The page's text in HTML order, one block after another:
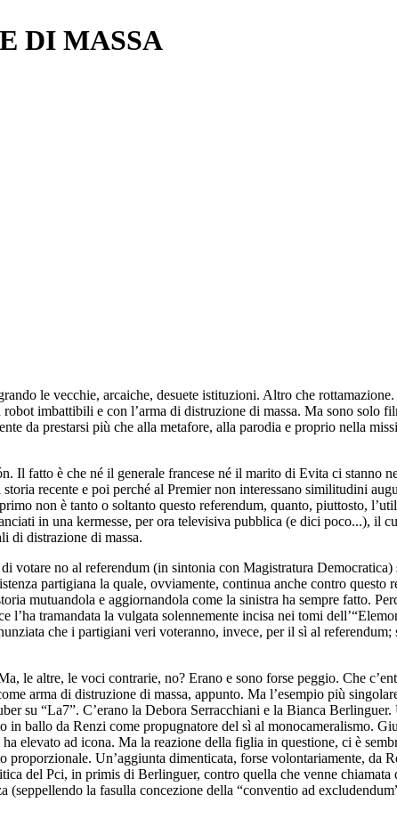
DI MASSA
le vecchie, arcaiche, desuete istituzioni. Altro che
imbattibili e con l’arma di distruzione di massa. Ma sono solo
da prestarsi più che alla metafore, alla parodia e proprio nella
fatto è che né il generale francese né il marito di Evita ci stanno
recente e poi perché al Premier non interessano similitudini
non è tanto o soltanto questo referendum, quanto, piuttosto,
in una kermesse, per ora televisiva pubblica (e dici poco...), il
di distrazione di massa.
no al referendum (in sintonia con Magistratura
partigiana la quale, ovviamente, continua anche contro questo
mutuandola e aggiornandola come la sinistra ha sempre fatto.
l’ha tramandata la vulgata solennemente incisa nei tomi
che i partigiani veri voteranno, invece, per il sì al referendum;
le altre, le voci contrarie, no? Erano e sono forse peggio. Che
arma di distruzione di massa, appunto. Ma l’esempio più
su “La7”. C’erano la Debora Serracchiani e la Bianca
ballo da Renzi come propugnatore del sì al monocameralismo.
elevato ad icona. Ma la reazione della figlia in questione, ci è
Un’aggiunta dimenticata, forse volontariamente, da
del Pci, in primis di Berlinguer, contro quella che venne
la fasulla concezione della “conventio ad